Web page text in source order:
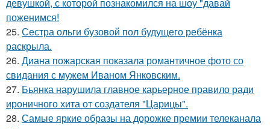
поженимся!
25. Сестра ольги бузовой пол будущего ребёнка
раскрыла.
26. Диана пожарская показала романтичное фото со
свидания с мужем Иваном Янковским.
27. Бьянка нарушила главное карьерное правило ради
ироничного хита от создателя "Царицы".
28. Самые яркие образы на дорожке премии телеканала